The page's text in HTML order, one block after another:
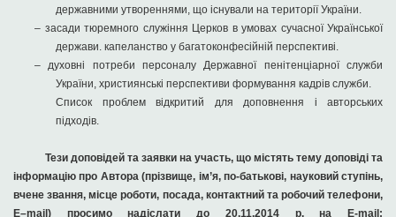
державними утвореннями, що існували на території України.
– засади тюремного служіння Церков в умовах сучасної Української
держави. капеланство у багатоконфесійній перспективі.
– духовні потреби персоналу Державної пенітенціарної служби
України, християнські перспективи формування кадрів служби.
Список проблем відкритий для доповнення і авторських
підходів.
Тези доповідей та заявки на участь, що містять тему доповіді та
інформацію про Автора (прізвище, ім’я, по-батькові, науковий ступінь,
вчене звання, місце роботи, посада, контактний та робочий телефони,
E–mail) просимо надіслати до 20.11.2014 р.на Е-mail: